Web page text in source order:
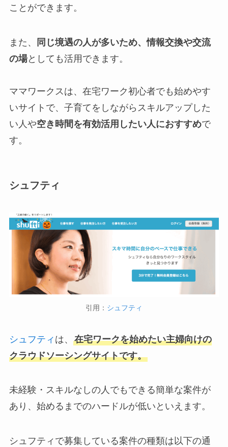
ことができます。
また、
同じ境遇の人が多いため、情報交換や交流
の場としても活用できます。
ママワークスは、在宅ワーク初心者でも始めやす
いサイトで、子育てをしながらスキルアップした
い人や空き時間を有効活用したい人におすすめで
す。
シュフティ
引用： シュフティ
シュフティ は、 在宅ワークを始めたい主婦向けの
クラウドソーシングサイトです。
未経験・スキルなしの人でもできる簡単な案件が
あり、始めるまでのハードルが低いといえます。
シュフティで募集している案件の種類は以下の通